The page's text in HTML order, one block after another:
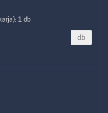
1 db
db